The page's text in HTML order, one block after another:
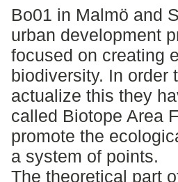
Bo01 in Malmö and
urban development
focused on creating
biodiversity. In order
actualize this they
called Biotope Area
promote the
a system of points.
The theoretical part